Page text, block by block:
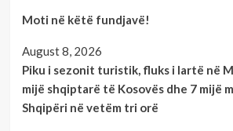
???!!
Shkruan:Qazim
Thaçi.
me
së
shumti
të
gjelbërta.
Moti në këtë fundjavë!
August 8, 2026
Piku i sezonit turistik, fluks i lartë në
mijë shqiptarë të Kosovës dhe 7 mijë
Shqipëri në vetëm tri orë